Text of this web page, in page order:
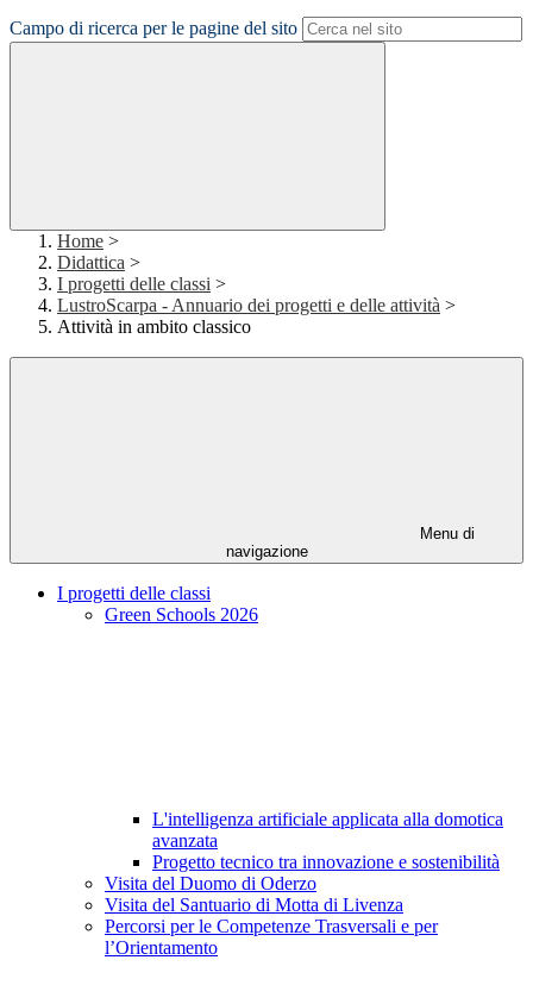
Campo di ricerca per le pagine del sito
Home >
Didattica >
I progetti delle classi >
LustroScarpa - Annuario dei progetti e delle attività >
Attività in ambito classico
Menu di
navigazione
I progetti delle classi
Green Schools 2026
L'intelligenza artificiale applicata alla domotica
avanzata
Progetto tecnico tra innovazione e sostenibilità
Visita del Duomo di Oderzo
Visita del Santuario di Motta di Livenza
Percorsi per le Competenze Trasversali e per
l’Orientamento